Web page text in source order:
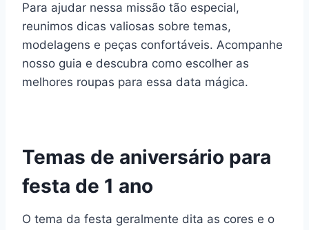
Para ajudar nessa missão tão especial,
reunimos dicas valiosas sobre temas,
modelagens e peças confortáveis. Acompanhe
nosso guia e descubra como escolher as
melhores roupas para essa data mágica.
Temas de aniversário para
festa de 1 ano
O tema da festa geralmente dita as cores e o